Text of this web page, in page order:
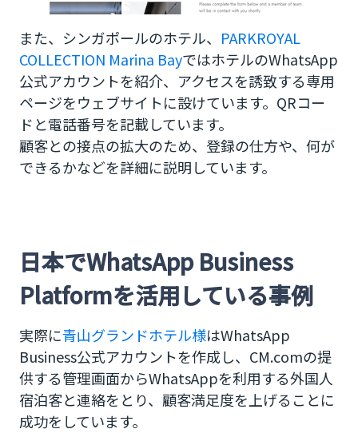
また、シンガポールのホテル、 PARKROYAL
COLLECTION Marina BayではホテルのWhatsApp
公式アカウントを紹介、アクセスを誘致する専用
ページをウェブサイトに設けています。QRコー
ドと電話番号を記載しています。
顧客との接点の拡大のため、登録の仕方や、何が
できるかなどを詳細に説明しています。
日本でWhatsApp Business
Platformを活用している事例
実際に青山グランドホテル様はWhatsApp
Business公式アカウントを作成し、CM.comの提
供する管理画面からWhatsAppを利用する外国人
宿泊客と連絡をとり、顧客満足度を上げることに
成功をしています。